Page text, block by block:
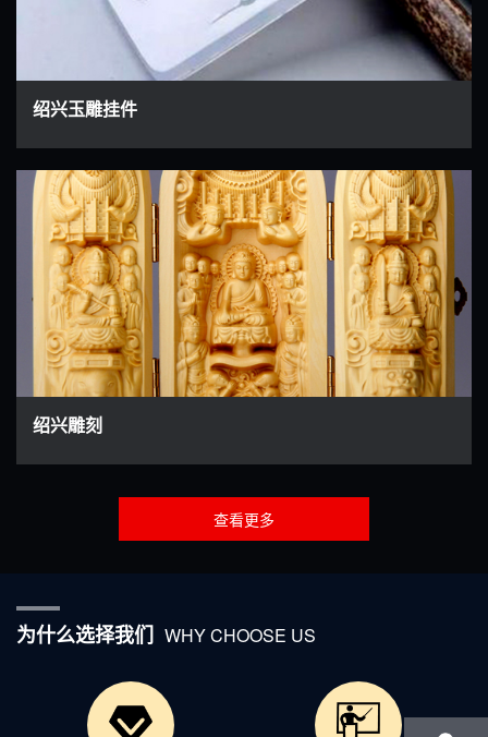
绍兴玉雕挂件
绍兴雕刻
查看更多
为什么选择我们 WHY CHOOSE US